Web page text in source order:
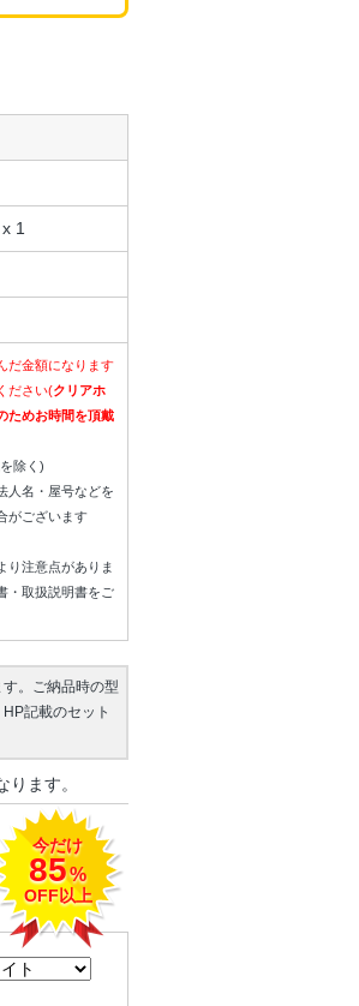
1
だ金額になります
ださい(クリアホ
ためお時間を頂戴
除く)
人名・屋号などを
がございます
り注意点がありま
・取扱説明書をご
。ご納品時の型
記載のセット
ます。
今だけ
85%
OFF以上